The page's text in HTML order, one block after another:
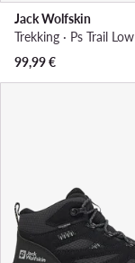
Jack Wolfskin
99,99€